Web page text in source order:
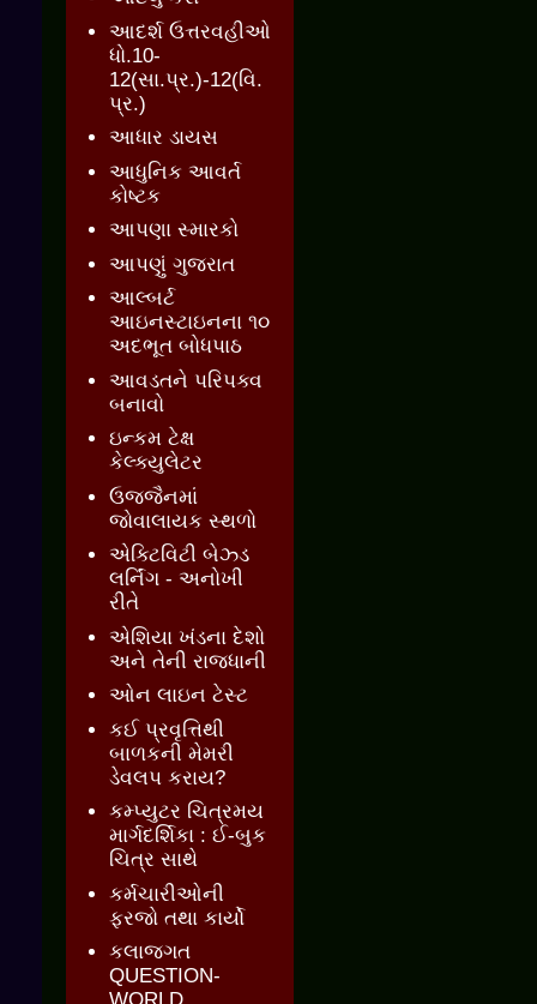
આદર્શ ઉત્તરવહીઓ
ધો.10-
12(સા.પ્ર.)-12(વિ.
પ્ર.)
આધાર ડાયસ
આધુનિક આવર્ત
કોષ્ટક
આપણા સ્મારકો
આપણું ગુજરાત
આલ્બર્ટ
આઇનસ્ટાઇનના ૧૦
અદભૂત બોધપાઠ
આવડતને પરિપક્વ
બનાવો
ઇન્કમ ટેક્ષ
કેલ્ક્યુલેટર
ઉજ્જૈનમાં
જોવાલાયક સ્થળો
એક્ટિવિટી બેઝ્ડ
લર્નિંગ - અનોખી
રીતે
એશિયા ખંડના દેશો
અને તેની રાજધાની
ઓન લાઇન ટેસ્ટ
કઈ પ્રવૃત્તિથી
બાળકની મેમરી
ડેવલપ કરાય?
કમ્પ્યુટર ચિત્રમય
માર્ગદર્શિકા : ઈ-બુક
ચિત્ર સાથે
કર્મચારીઓની
ફરજો તથા કાર્યો
કલાજગત
QUESTION-